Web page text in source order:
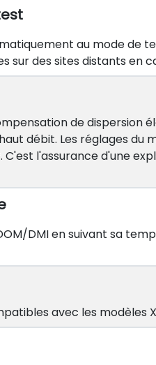
au mode de
sur des sites distants en
de
débit. Les réglages
C'est l'assurance d'une
DMI en suivant sa
avec les modèles